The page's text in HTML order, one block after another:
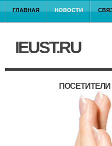
ГЛАВНАЯ НОВОСТИ
IEUST.RU